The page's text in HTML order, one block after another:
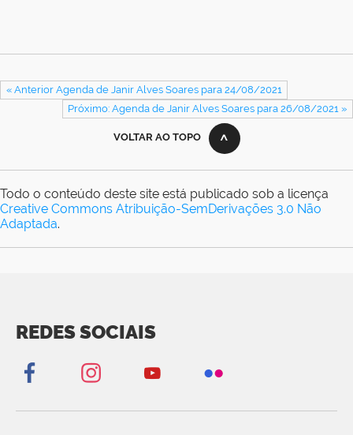
« Anterior Agenda de Janir Alves Soares para 24/08/2021
Próximo: Agenda de Janir Alves Soares para 26/08/2021 »
VOLTAR AO TOPO
Todo o conteúdo deste site está publicado sob a licença
Creative Commons Atribuição-SemDerivações 3.0 Não
Adaptada.
REDES SOCIAIS